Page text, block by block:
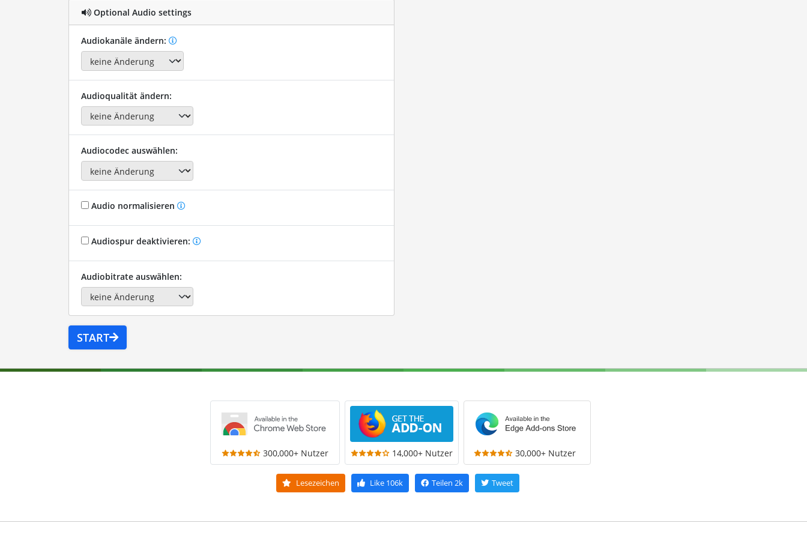
Optional Audio settings
Audiokanäle ändern:
Audioqualität ändern:
Audiocodec auswählen:
Audio normalisieren
Audiospur deaktivieren:
Audiobitrate auswählen:
START
300,000+ Nutzer 14,000+ Nutzer 30,000+ Nutzer
Lesezeichen Like106k Teilen 2k Tweet